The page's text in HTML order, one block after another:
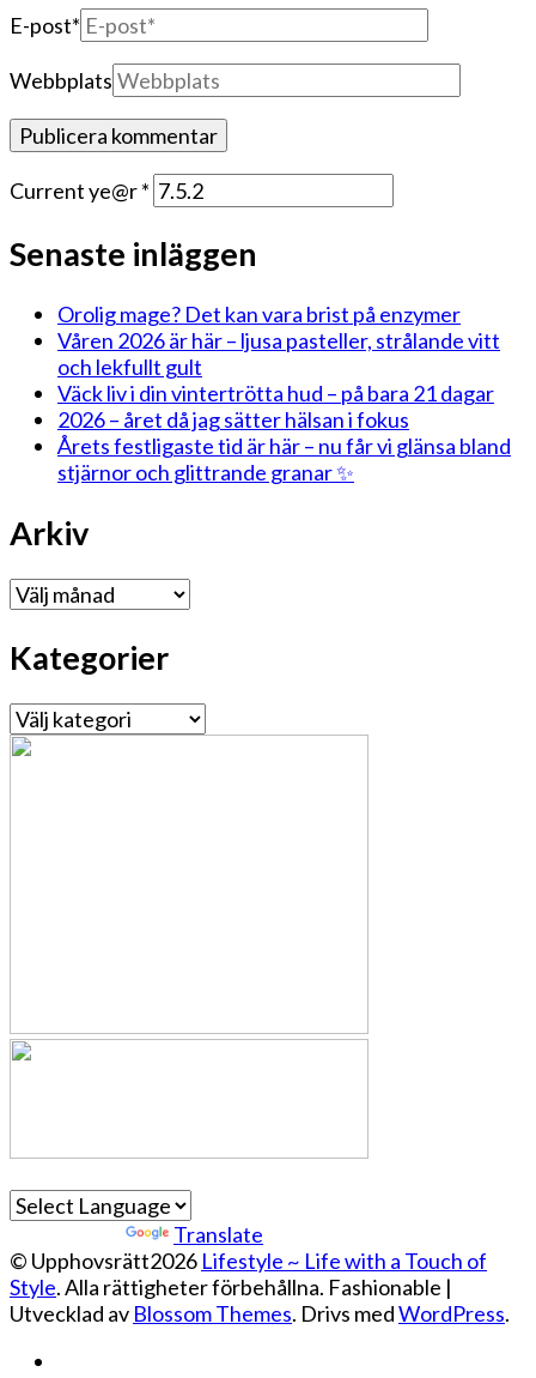
E-post*
Webbplats
Current ye@r*
Senaste inläggen
Orolig mage? Det kan vara brist på enzymer
Våren 2026 är här – ljusa pasteller, strålande vitt
och lekfullt gult
Väck liv i din vintertrötta hud – på bara 21 dagar
2026 – året då jag sätter hälsan i fokus
Årets festligaste tid är här – nu får vi glänsa bland
stjärnor och glittrande granar ✨
Arkiv
Arkiv
Kategorier
Kategorier
Translate
© Upphovsrätt2026 Lifestyle ~ Life with a Touch of
Style. Alla rättigheter förbehållna. Fashionable |
Utvecklad av Blossom Themes. Drivs medWordPress.